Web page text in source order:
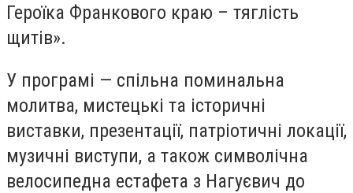
Героїка Франкового краю – тяглість
щитів».
У програмі — спільна поминальна
молитва, мистецькі та історичні
виставки, презентації, патріотичні локації,
музичні виступи, а також символічна
велосипедна естафета з Нагуєвич до